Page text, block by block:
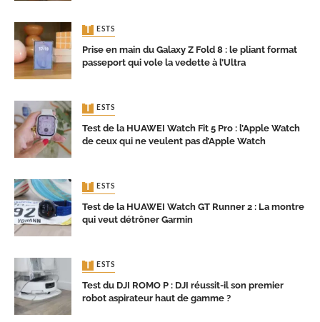
TESTS
Prise en main du Galaxy Z Fold 8 : le pliant format
passeport qui vole la vedette à l’Ultra
TESTS
Test de la HUAWEI Watch Fit 5 Pro : l’Apple Watch
de ceux qui ne veulent pas d’Apple Watch
TESTS
Test de la HUAWEI Watch GT Runner 2 : La montre
qui veut détrôner Garmin
TESTS
Test du DJI ROMO P : DJI réussit-il son premier
robot aspirateur haut de gamme ?